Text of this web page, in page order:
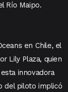
Río Maipo.
en Chile, el
Lily Plaza, quien
innovadora
del piloto implicó